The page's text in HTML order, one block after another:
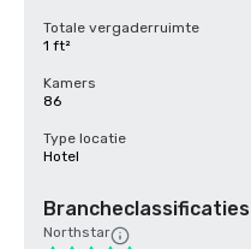
Totale vergaderruimte
1 ft²
Kamers
86
Type locatie
Hotel
Brancheclassificaties
Northstar